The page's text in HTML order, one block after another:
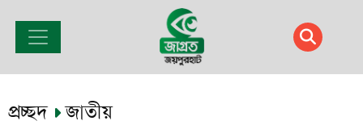
প্রচ্ছদ জাতীয়